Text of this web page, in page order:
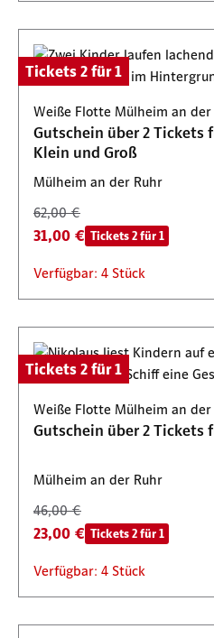
Tickets 2 für 1
Weiße Flotte Mülheim an der
Gutschein über 2 Tickets
Klein und Groß
Mülheim an der Ruhr
62,00 €
31,00 € Tickets 2 für 1
Verfügbar: 4 Stück
Tickets 2 für 1
Weiße Flotte Mülheim an der
Gutschein über 2
Mülheim an der Ruhr
46,00 €
23,00 € Tickets 2 für 1
Verfügbar: 4 Stück